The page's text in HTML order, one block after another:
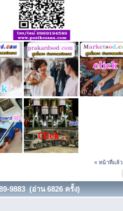
« หน้าที่แล้ว
9883 (อ่าน 6826 ครั้ง)